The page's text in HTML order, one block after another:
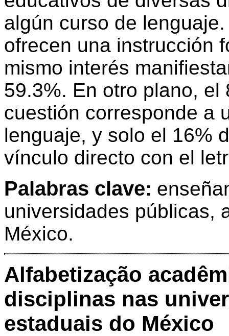
algún curso de
ofrecen una instrucción
mismo interés
59.3%. En otro plano,
cuestión corresponde a
lenguaje, y solo el 16%
vínculo directo con el
Palabras clave:
universidades públicas,
México.
Alfabetização
disciplinas nas
estaduais do México